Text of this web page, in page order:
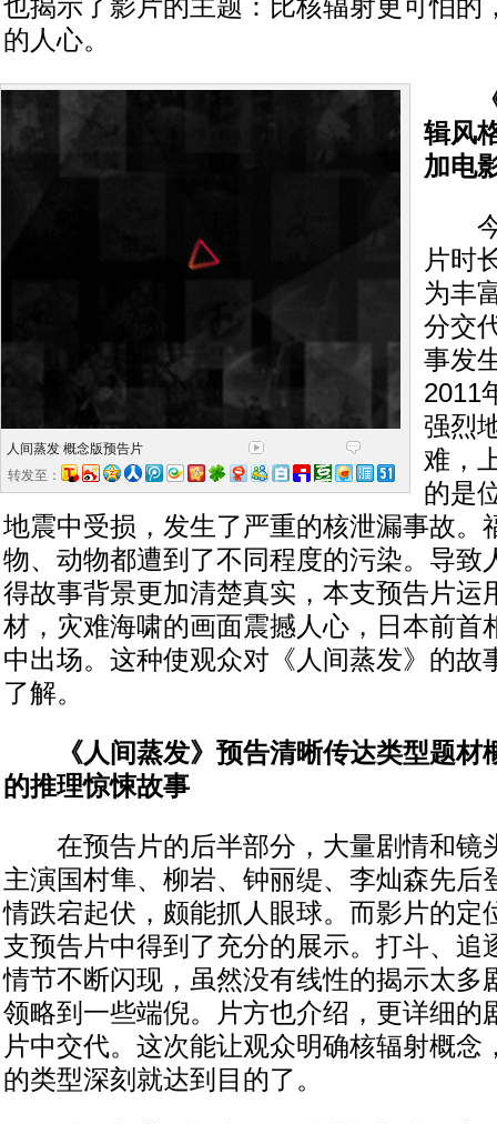
也揭示了影片的主题：比核辐射更可怕的
的人心。
人间蒸发 概念版预告片
转发至：
《
辑风
加电
今
片时
为丰
分交
事发
2011
强烈
难，
的是
地震中受损，发生了严重的核泄漏事故。
物、动物都遭到了不同程度的污染。导致
得故事背景更加清楚真实，本支预告片运
材，灾难海啸的画面震撼人心，日本前首
中出场。这种使观众对《人间蒸发》的故
了解。
《人间蒸发》预告清晰传达类型题材
的推理惊悚故事
在预告片的后半部分，大量剧情和镜
主演国村隼、柳岩、钟丽缇、李灿森先后
情跌宕起伏，颇能抓人眼球。而影片的定
支预告片中得到了充分的展示。打斗、追
情节不断闪现，虽然没有线性的揭示太多
领略到一些端倪。片方也介绍，更详细的
片中交代。这次能让观众明确核辐射概念
的类型深刻就达到目的了。